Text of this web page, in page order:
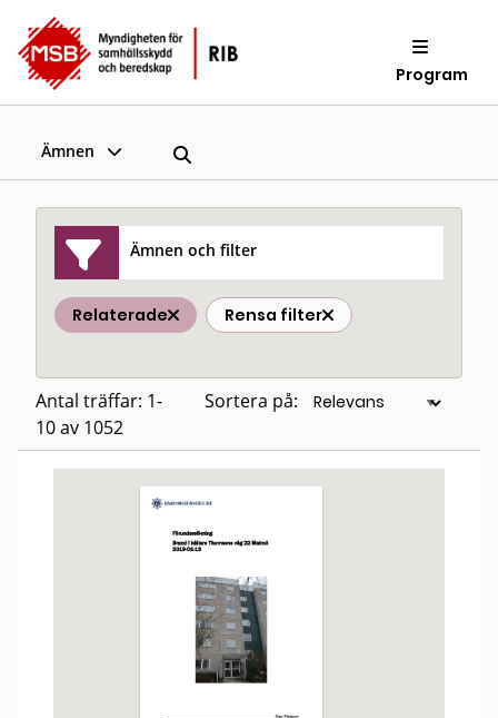
Program
Ämnen
Ämnen och filter
Relaterade Rensa filter
Antal träffar: 1-
10 av 1052
Sortera på: